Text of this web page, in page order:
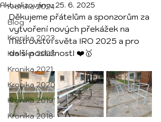
Kronika 2024
Blog
Kronika 2023
Kronika 2022
Kronika 2021
Kronika 2020
Kronika 2019
Kronika 2018
Aktualizováno:25. 6. 2025
Děkujeme přátelům a sponzorům za
vytvoření nových překážek na
Mistrovství světa IRO 2025 a pro
další poslušnost! ❤️🥇